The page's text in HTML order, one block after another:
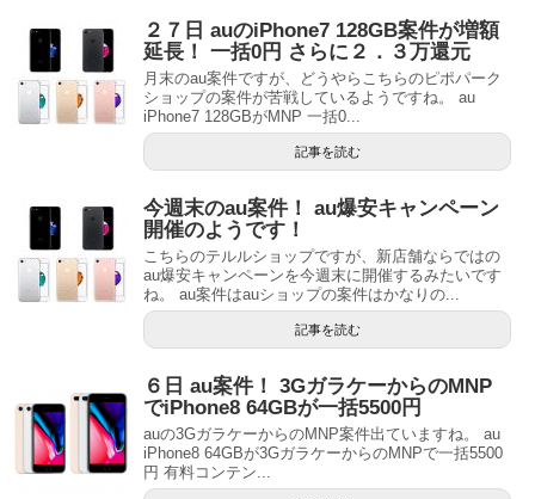
２７日 auのiPhone7 128GB案件が増額
延長！ 一括0円 さらに２．３万還元
月末のau案件ですが、どうやらこちらのピポパーク
ショップの案件が苦戦しているようですね。 au
iPhone7 128GBがMNP 一括0...
記事を読む
今週末のau案件！ au爆安キャンペーン
開催のようです！
こちらのテルルショップですが、新店舗ならではの
au爆安キャンペーンを今週末に開催するみたいです
ね。 au案件はauショップの案件はかなりの...
記事を読む
６日 au案件！ 3GガラケーからのMNP
でiPhone8 64GBが一括5500円
auの3GガラケーからのMNP案件出ていますね。 au
iPhone8 64GBが3GガラケーからのMNPで一括5500
円 有料コンテン...